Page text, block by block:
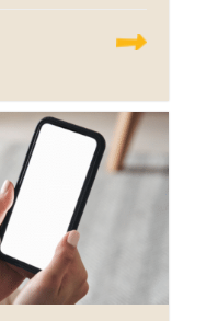
.......